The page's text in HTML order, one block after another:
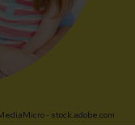
- stock.adobe.com